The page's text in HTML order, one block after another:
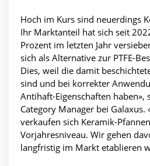
Hoch im Kurs sind neuerdings
Ihr Marktanteil hat sich seit
Prozent im letzten Jahr
sich als Alternative zur PTFE-
Dies, weil die damit
sind und bei korrekter
Antihaft-Eigenschaften haben»,
Category Manager bei Galaxus.
verkaufen sich Keramik-
Vorjahresniveau. Wir gehen
langfristig im Markt etablieren